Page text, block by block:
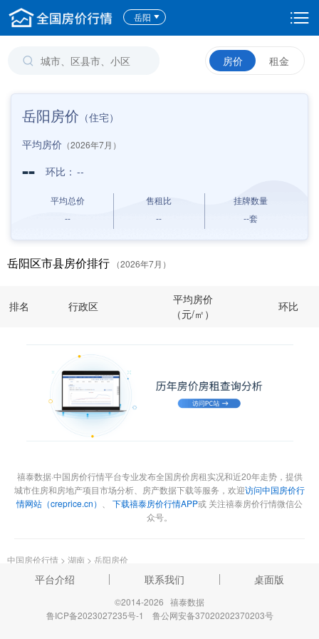
岳阳
房价 租金
岳阳房价 （住宅）
平均房价 （2026年7月）
-- 环比： --
平均总价
--
售租比
--
挂牌数量
--套
岳阳区市县房价排行 （2026年7月）
排名 行政区
平均房价
（元/㎡）
环比
禧泰数据·中国房价行情平台专业发布全国房价房租实况和近20年走势，提供
城市住房和房地产项目市场分析、房产数据下载等服务，欢迎访问中国房价行
情网站（creprice.cn）
下载禧泰房价行情APP或 关注禧泰房价行情微信公
众号。
中国房价行情 > 湖南 > 岳阳房价
平台介绍 联系我们 桌面版
©2014-2026 禧泰数据
鲁ICP备2023027235号-1
鲁公网安备37020202370203号